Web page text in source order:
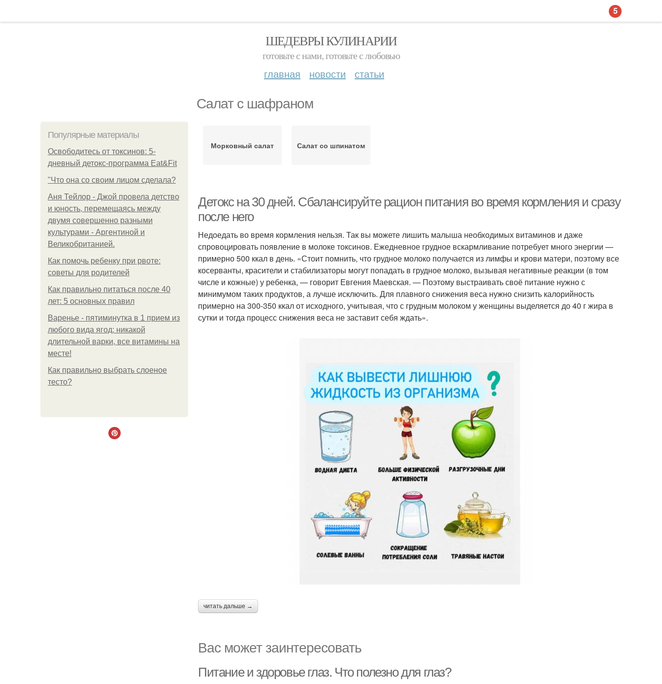
ШЕДЕВРЫ КУЛИНАРИИ
готовьте с нами, готовьте с любовью
главная новости статьи
Салат с шафраном
Популярные материалы
Освободитесь от токсинов: 5-
дневный детокс-программа Eat&Fit
"Что она со своим лицом сделала?
Аня Тейлор - Джой провела детство
и юность, перемещаясь между
двумя совершенно разными
культурами - Аргентиной и
Великобританией.
Как помочь ребенку при рвоте:
советы для родителей
Как правильно питаться после 40
лет: 5 основных правил
Варенье - пятиминутка в 1 прием из
любого вида ягод: никакой
длительной варки, все витамины на
месте!
Как правильно выбрать слоеное
тесто?
Морковный салат Салат со шпинатом
Детокс на 30 дней. Сбалансируйте рацион питания во время кормления и сразу
после него
Недоедать во время кормления нельзя. Так вы можете лишить малыша необходимых витаминов и даже
спровоцировать появление в молоке токсинов. Ежедневное грудное вскармливание потребует много энергии —
примерно 500 ккал в день. «Стоит помнить, что грудное молоко получается из лимфы и крови матери, поэтому все
косерванты, красители и стабилизаторы могут попадать в грудное молоко, вызывая негативные реакции (в том
числе и кожные) у ребенка, — говорит Евгения Маевская. — Поэтому выстраивать своё питание нужно с
минимумом таких продуктов, а лучше исключить. Для плавного снижения веса нужно снизить калорийность
примерно на 300-350 ккал от исходного, учитывая, что с грудным молоком у женщины выделяется до 40 г жира в
сутки и тогда процесс снижения веса не заставит себя ждать».
читать дальше →
Вас может заинтересовать
Питание и здоровье глаз. Что полезно для глаз?
5